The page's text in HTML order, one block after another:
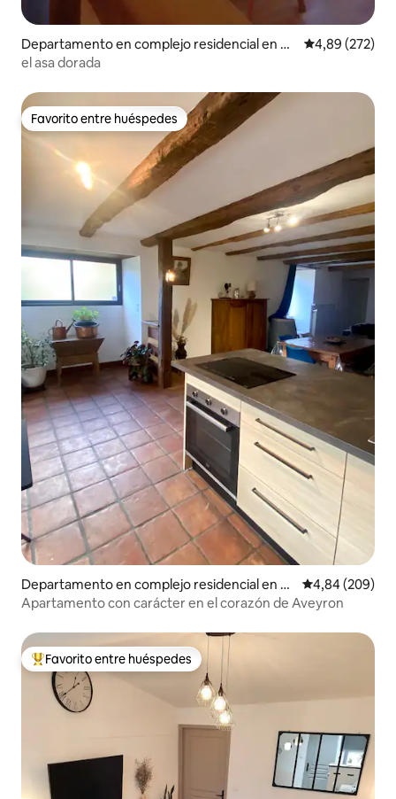
Departamento en complejo residencial en Mil
lau
Calificación
4,89 (272)
el asa dorada
Favorito entre huéspedes
Favorito entre huéspedes
Departamento en complejo residencial en La
vernhe Sévérac-d'Aveyron
Calificación
4,84 (209)
Apartamento con carácter en el corazón de Aveyron
Favorito entre los huéspedes más destacados
Favorito entre huéspedes